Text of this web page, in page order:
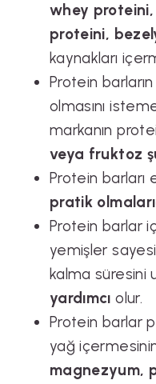
whey proteini,
proteini,
kaynakları
Protein
olmasını
markanın
veya fruktoz
Protein barları
pratik
Protein barlar
yemişler
kalma süresini
yardımcı olur.
Protein barlar
yağ içermesinin
magnezyum,